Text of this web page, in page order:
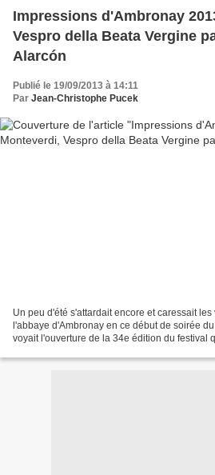
Impressions d'Ambronay
Vespro della Beata Vergine
Alarcón
Publié le 19/09/2013 à 14:11
Par Jean-Christophe Pucek
Un peu d'été s'attardait encore et caressait
l'abbaye d'Ambronay en ce début de soirée
voyait l'ouverture de la 34e édition du festival